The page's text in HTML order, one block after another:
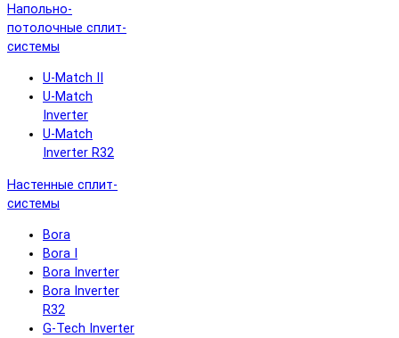
Напольно-
потолочные сплит-
системы
U-Match II
U-Match
Inverter
U-Match
Inverter R32
Настенные сплит-
системы
Bora
Bora I
Bora Inverter
Bora Inverter
R32
G-Tech Inverter